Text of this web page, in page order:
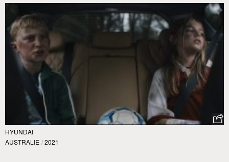
HYUNDAI
AUSTRALIE / 2021